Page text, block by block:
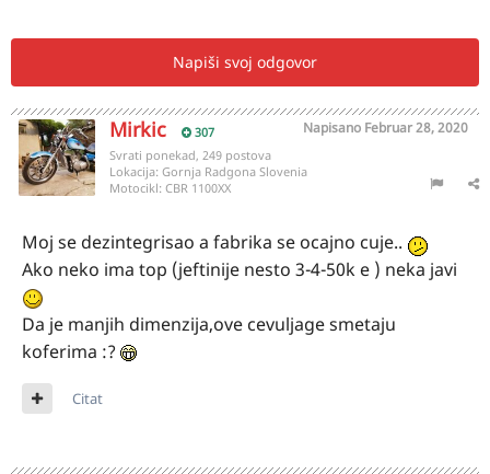
Napiši svoj odgovor
Mirkic 307 Napisano Februar 28, 2020
Svrati ponekad, 249 postova
Lokacija: Gornja Radgona Slovenia
Motocikl: CBR 1100XX
Moj se dezintegrisao a fabrika se ocajno cuje..
Ako neko ima top (jeftinije nesto 3-4-50k e ) neka javi
Da je manjih dimenzija,ove cevuljage smetaju
koferima :?
Citat